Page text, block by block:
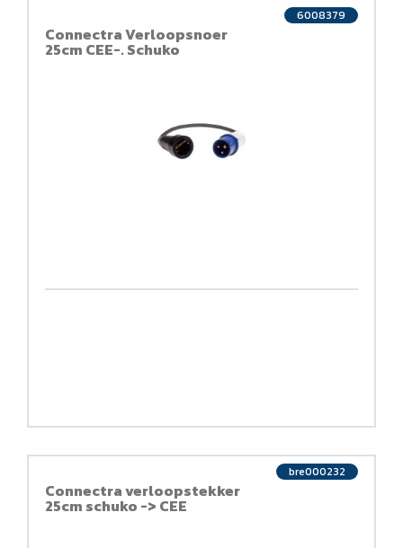
Connectra Verloopsnoer
25cm CEE-. Schuko
6008379
Connectra verloopstekker
25cm schuko -> CEE
bre000232